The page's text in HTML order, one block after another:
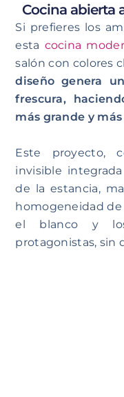
Cocina abierta
Si prefieres los
esta cocina
salón con colores
diseño genera
frescura,
más grande y
Este proyecto,
invisible
de la estancia,
homogeneidad
el blanco y
protagonistas, sin